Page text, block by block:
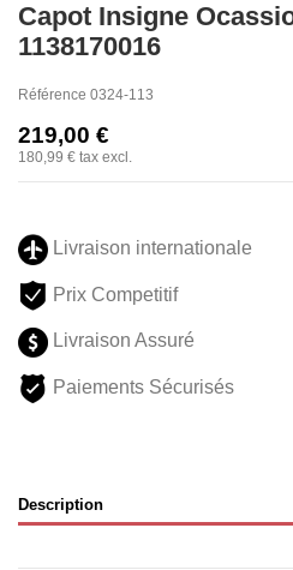
Capot Insigne
1138170016
Référence 0324-113
219,00 €
180,99 € tax excl.
Livraison internationale
Prix Competitif
Livraison Assuré
Paiements Sécurisés
Description